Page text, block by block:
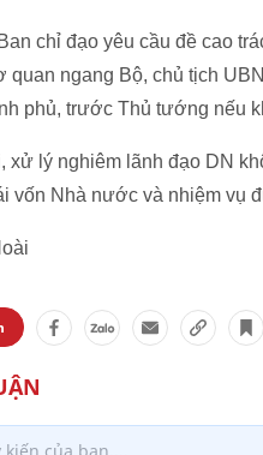
chỉ đạo yêu cầu đề cao
quan ngang Bộ, chủ tịch
phủ, trước Thủ tướng nếu
xử lý nghiêm lãnh đạo DN
vốn Nhà nước và nhiệm vụ